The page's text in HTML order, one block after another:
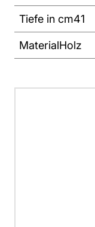
Tiefe in cm41
MaterialHolz